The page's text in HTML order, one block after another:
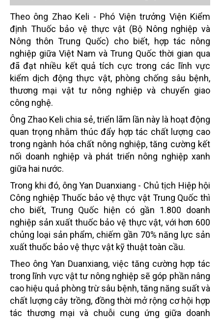
Theo ông Zhao Keli - Phó Viện trưởng Viện Kiểm
định Thuốc bảo vệ thực vật (Bộ Nông nghiệp và
Nông thôn Trung Quốc) cho biết, hợp tác nông
nghiệp giữa Việt Nam và Trung Quốc thời gian qua
đã đạt nhiều kết quả tích cực trong các lĩnh vực
kiểm dịch động thực vật, phòng chống sâu bệnh,
thương mại vật tư nông nghiệp và chuyển giao
công nghệ.
Ông Zhao Keli chia sẻ, triển lãm lần này là hoạt động
quan trọng nhằm thúc đẩy hợp tác chất lượng cao
trong ngành hóa chất nông nghiệp, tăng cường kết
nối doanh nghiệp và phát triển nông nghiệp xanh
giữa hai nước.
Trong khi đó, ông Yan Duanxiang - Chủ tịch Hiệp hội
Công nghiệp Thuốc bảo vệ thực vật Trung Quốc thì
cho biết, Trung Quốc hiện có gần 1.800 doanh
nghiệp sản xuất thuốc bảo vệ thực vật, với hơn 600
chủng loại sản phẩm, chiếm gần 70% năng lực sản
xuất thuốc bảo vệ thực vật kỹ thuật toàn cầu.
Theo ông Yan Duanxiang, việc tăng cường hợp tác
trong lĩnh vực vật tư nông nghiệp sẽ góp phần nâng
cao hiệu quả phòng trừ sâu bệnh, tăng năng suất và
chất lượng cây trồng, đồng thời mở rộng cơ hội hợp
tác thương mại và chuỗi cung ứng giữa doanh